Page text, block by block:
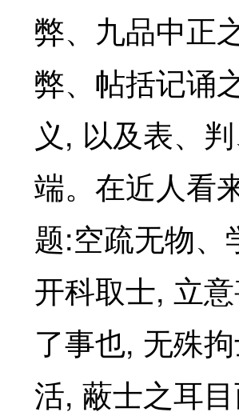
弊、九品中正
弊、帖括记诵
义 , 以及表、
端。在近人看
题:空疏无物、
开科取士, 立
了事也, 无殊
活, 蔽士之耳